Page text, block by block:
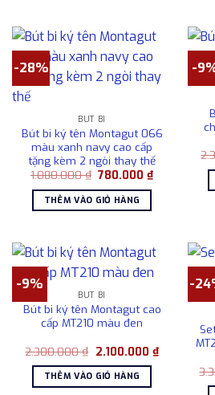
-28%
BÚT BI
Bút bi ký tên Montagut 066
màu xanh navy cao cấp
tặng kèm 2 ngòi thay thế
1.080.000₫ Giá
là:
1.080.000 ₫.
780.000₫Giá
hiện
THÊM VÀO GIỎ HÀNG
-
-9%
BÚT BI
Bút bi ký tên Montagut cao
cấp MT210 màu đen
2.300.000₫ Giá
là:
2.300.000 ₫.
2.100.000 ₫Giá
hiện
THÊM VÀO GIỎ HÀNG
-